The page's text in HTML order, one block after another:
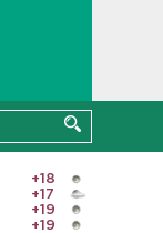
+18
+17
+19
+19